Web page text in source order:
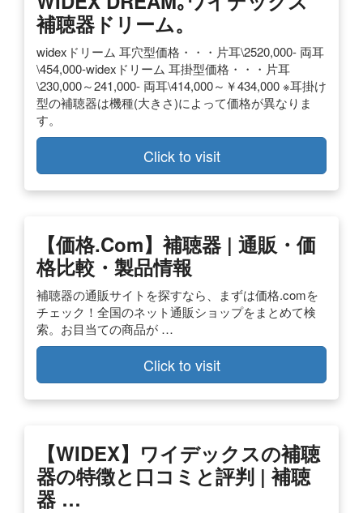
補聴器ドリーム。
widexドリーム 耳穴型価格・・・片耳\2520,000- 両耳
\454,000-widexドリーム 耳掛型価格・・・片耳
\230,000～241,000- 両耳\414,000～￥434,000 ※耳掛け
型の補聴器は機種(大きさ)によって価格が異なりま
す。
Click to visit
【価格.com】補聴器 | 通販・価
格比較・製品情報
補聴器の通販サイトを探すなら、まずは価格.comを
チェック！全国のネット通販ショップをまとめて検
索。お目当ての商品が …
Click to visit
【WIDEX】ワイデックスの補聴
器の特徴と口コミと評判 | 補聴
器 …